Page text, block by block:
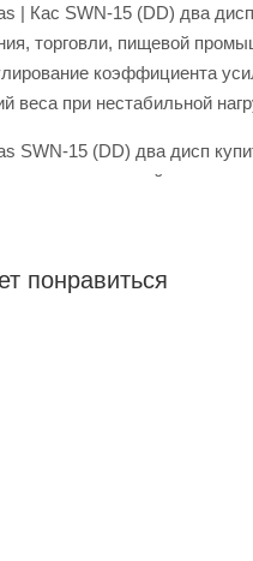
| Кас SWN-15 (DD) два
торговли, пищевой
коэффициента
веса при нестабильной
SWN-15 (DD) два дисп
– это широкий
понравиться